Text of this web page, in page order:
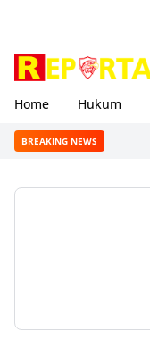
Home Hukum
BREAKING NEWS